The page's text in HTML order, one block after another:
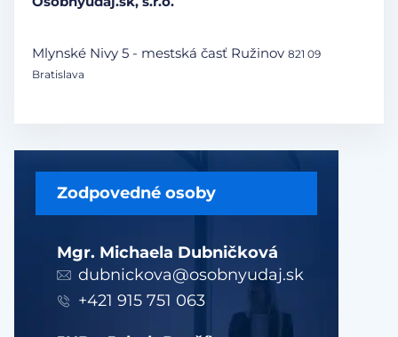
Zodpovedné osoby
Mgr. Michaela Dubničková
dubnickova@osobnyudaj.sk
+421 915 751 063
Mlynské Nivy 5 - mestská časť Ružinov 821 09
Bratislava